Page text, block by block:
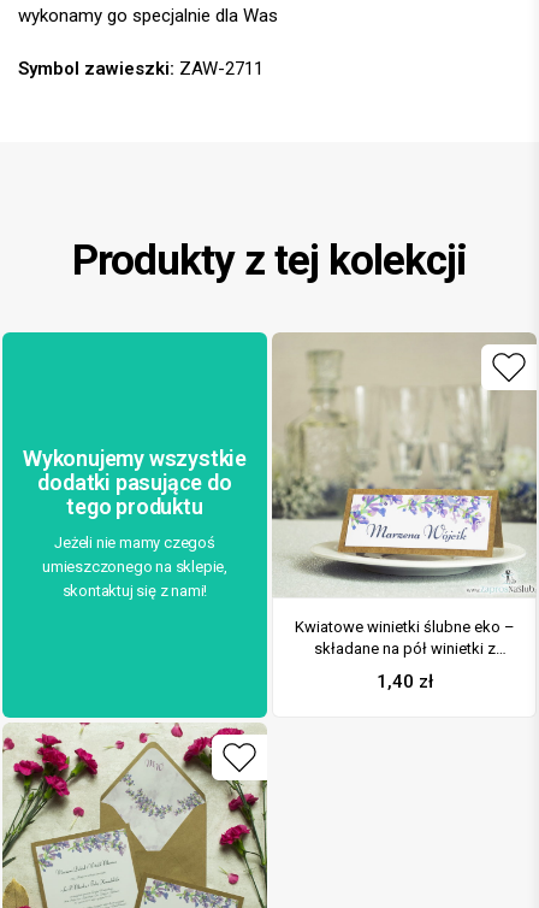
Symbol zawieszki: ZAW-2711
Produkty z tej kolekcji
Wykonujemy wszystkie
dodatki pasujące do
tego produktu
Jeżeli nie mamy czegoś
umieszczonego na sklepie,
skontaktuj się z nami!
Kwiatowe winietki ślubne eko –
składane na pół winietki z
jesiennymi wrzosami
1,40 zł